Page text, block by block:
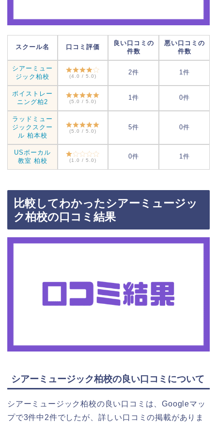
スクール名 口コミ評価
良い口コミの
件数
悪い口コミの
件数
シアーミュー
ジック柏校
(4.0 / 5.0)
2件 1件
ボイストレー
ニング柏2
(5.0 / 5.0)
1件 0件
ラッドミュー
ジックスクー
ル 柏本校
(5.0 / 5.0)
5件 0件
USボーカル
教室 柏校
(1.0 / 5.0)
0件 1件
比較してわかったシアーミュージッ
ク柏校の口コミ結果
シアーミュージック柏校の良い口コミについて
シアーミュージック柏校の良い口コミは、Googleマッ
プで3件中2件でしたが、詳しい口コミの掲載がありま